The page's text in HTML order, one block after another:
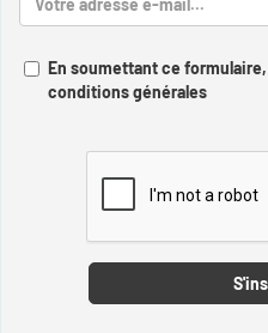
En soumettant ce
conditions générales